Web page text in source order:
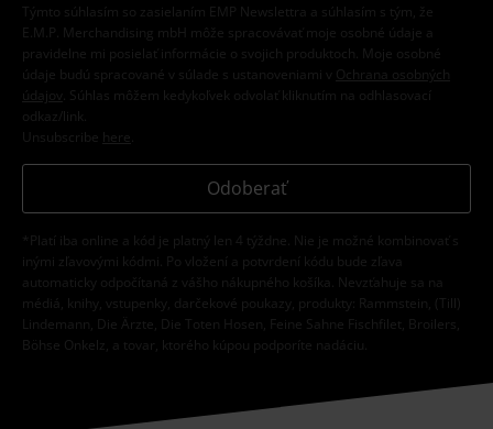
Týmto súhlasím so zasielaním EMP Newslettra a súhlasím s tým, že
E.M.P. Merchandising mbH môže spracovávať moje osobné údaje a
pravidelne mi posielať informácie o svojich produktoch. Moje osobné
údaje budú spracované v súlade s ustanoveniami v
Ochrana osobných
údajov
. Súhlas môžem kedykoľvek odvolať kliknutím na odhlasovací
odkaz/link.
Unsubscribe here
Odoberať
*Platí iba online a kód je platný len 4 týždne. Nie je možné kombinovať s
inými zľavovými kódmi. Po vložení a potvrdení kódu bude zľava
automaticky odpočítaná z vášho nákupného košíka. Nevzťahuje sa na
médiá, knihy, vstupenky, darčekové poukazy, produkty: Rammstein, (Till)
Lindemann, Die Ärzte, Die Toten Hosen, Feine Sahne Fischfilet, Broilers,
Böhse Onkelz, a tovar, ktorého kúpou podporíte nadáciu.